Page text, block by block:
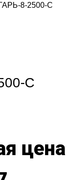
8-2500-С
С
цена